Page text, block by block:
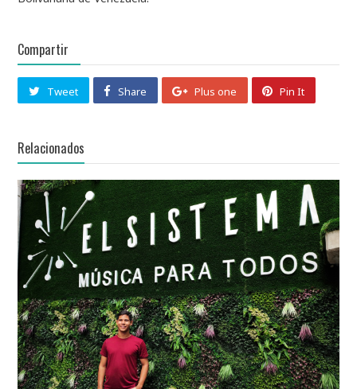
Compartir
Tweet Share Plus one Pin It
Relacionados